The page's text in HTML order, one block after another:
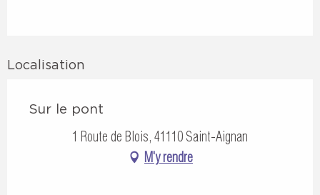
Localisation
Sur le pont
1 Route de Blois, 41110 Saint-Aignan
M'y rendre